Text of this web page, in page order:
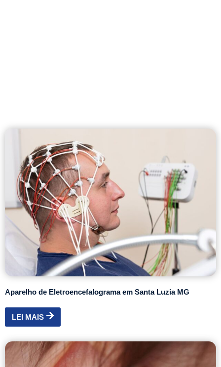
Aparelho de Eletroencefalograma em Santa Luzia MG
LEI MAIS